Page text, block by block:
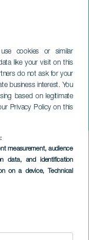
cookies or similar
like your visit on this
do not ask for your
business interest. You
based on legitimate
Privacy Policy on this
measurement, audience
data, and identification
on a device, Technical